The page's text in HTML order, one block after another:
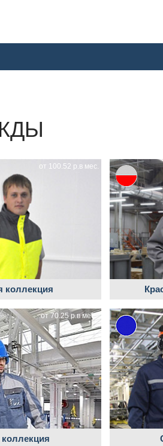
от 100.52 р.в мес.
коллекция
от 70.25 р.в мес.